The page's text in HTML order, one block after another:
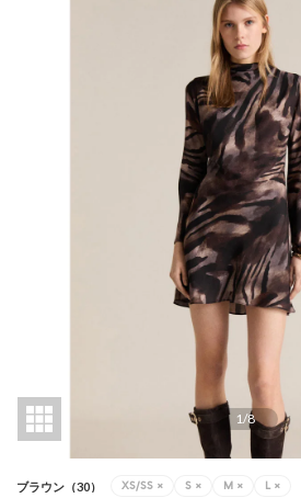
1/8
ブラウン（30） XS/SS × S × M × L ×